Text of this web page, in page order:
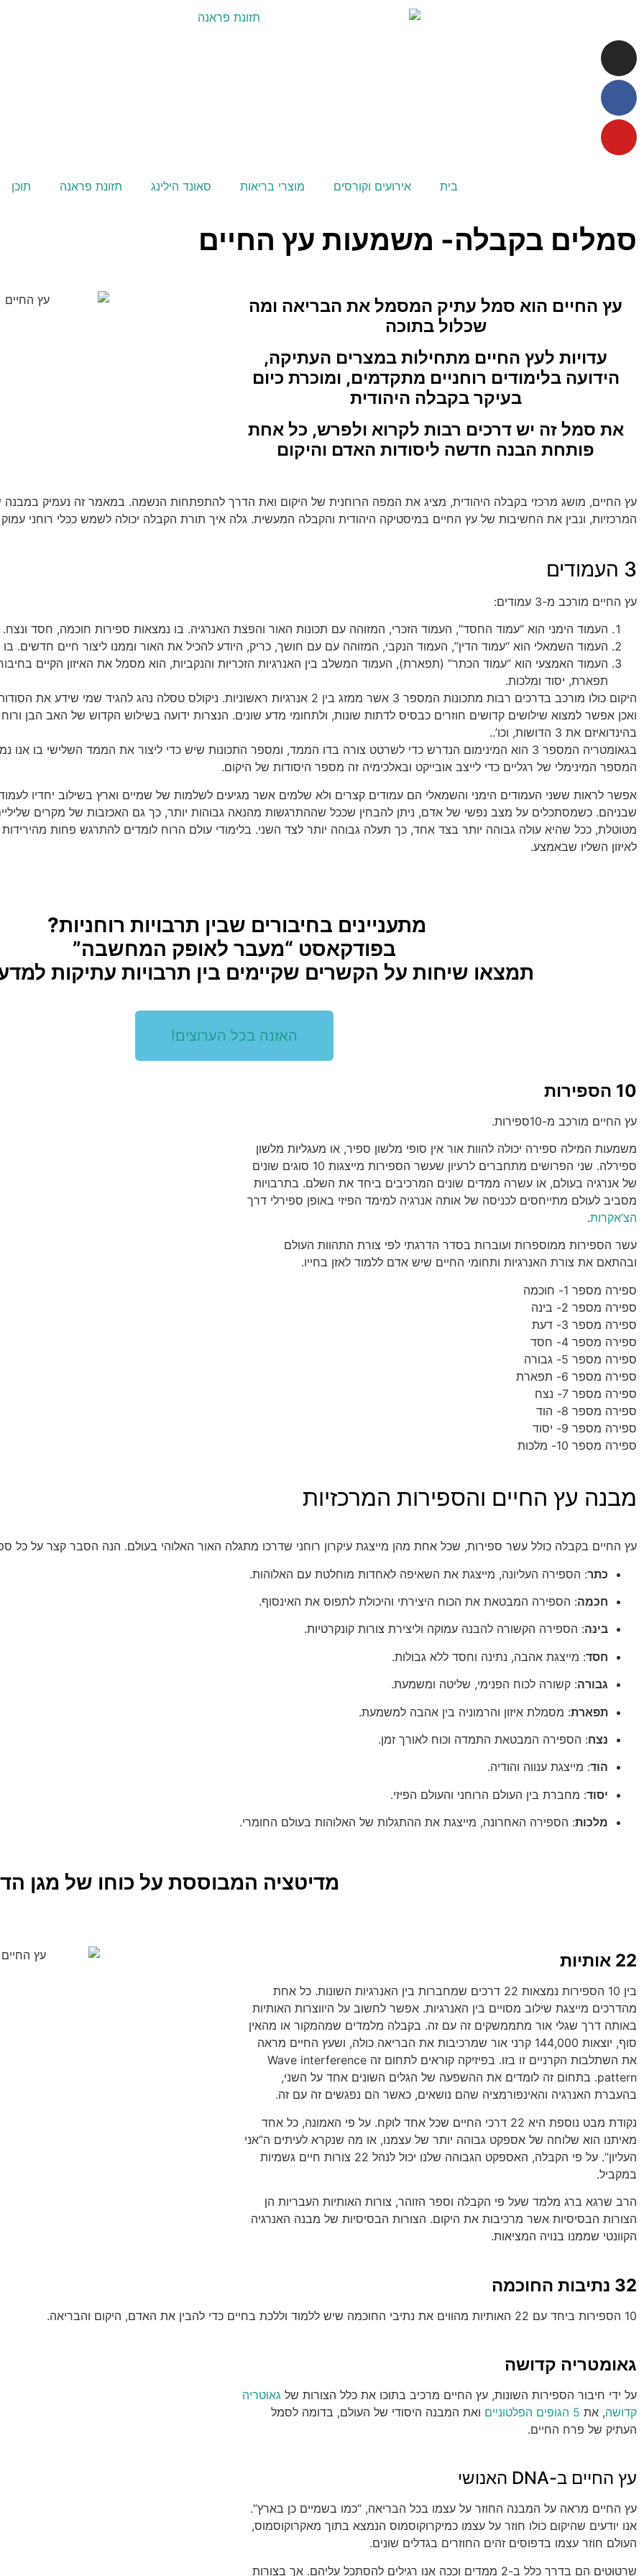
בית אירועים וקורסים מוצרי בריאות סאונד הילינג תזונת פראנה תוכן
סמלים בקבלה- משמעות עץ החיים
עץ החיים הוא סמל עתיק המסמל את הבריאה ומה
שכלול בתוכה
עדויות לעץ החיים מתחילות במצרים העתיקה,
הידועה בלימודים רוחניים מתקדמים, ומוכרת כיום
בעיקר בקבלה היהודית
את סמל זה יש דרכים רבות לקרוא ולפרש, כל אחת
פותחת הבנה חדשה ליסודות האדם והיקום
עץ החיים, מושג מרכזי בקבלה היהודית, מציג את המפה הרוחנית של היקום ואת הדרך להתפתחות הנשמה. במאמר זה נעמיק
המרכזיות, ונבין את החשיבות של עץ החיים במיסטיקה היהודית והקבלה המעשית. גלה איך תורת הקבלה יכולה לשמש ככלי רוחני
3 העמודים
עץ החיים מורכב מ-3 עמודים:
העמוד הימני הוא “עמוד החסד”, העמוד הזכרי, המזוהה עם תכונות האור והפצת האנרגיה. בו נמצאות ספירות חוכמה, חסד ונצח.
העמוד השמאלי הוא “עמוד הדין”, העמוד הנקבי, המזוהה עם עם חושך, כריק, היודע להכיל את האור וממנו ליצור חיים חדשים. בו
העמוד האמצעי הוא “עמוד הכתר” (תפארת), העמוד המשלב בין האנרגיות הזכריות והנקביות, הוא מסמל את האיזון הקיים
תפארת, יסוד ומלכות.
ואכן אפשר למצוא שילושים קדושים חוזרים כבסיס לדתות שונות, ולתחומי מדע שונים. הנצרות ידועה בשילוש הקדוש של האב הבן ורוח
בהינדואיזם את 3 הדושות, וכו’..
בגאומטריה המספר 3 הוא המינימום הנדרש כדי לשרטט צורה בדו הממד, ומספר התכונות שיש כדי ליצור את הממד השלישי בו
המספר המינימלי של רגליים כדי לייצב אובייקט ובאלכימיה זה מספר היסודות של היקום.
אפשר לראות ששני העמודים הימני והשמאלי הם עמודים קצרים ולא שלמים אשר מגיעים לשלמות של שמיים וארץ בשילוב יחדיו
שבניהם. כשמסתכלים על מצב נפשי של אדם, ניתן להבחין שככל שההתרגשות מהנאה גבוהות יותר, כך גם האכזבות של מקרים
מטוטלת, ככל שהיא עולה גבוהה יותר בצד אחד, כך תעלה גבוהה יותר לצד השני. בלימודי עולם הרוח לומדים להתרגש פחות מהירידות
לאיזון השליו שבאמצע.
מתעניינים בחיבורים שבין תרבויות רוחניות?
בפודקאסט “מעבר לאופק המחשבה”
תמצאו שיחות על הקשרים שקיימים בין תרבויות עתיקות
האזנה בכל הערוצים!
10 הספירות
עץ החיים מורכב מ-10ספירות.
משמעות המילה ספירה יכולה להוות אור אין סופי מלשון ספיר, או מעגליות מלשון
ספירלה. שני הפרושים מתחברים לרעיון שעשר הספירות מייצגות 10 סוגים שונים
של אנרגיה בעולם, או עשרה ממדים שונים המרכיבים ביחד את השלם. בתרבויות
מסביב לעולם מתייחסים לכניסה של אותה אנרגיה למימד הפיזי באופן ספירלי דרך
הצ’אקרות.
עשר הספירות ממוספרות ועוברות בסדר הדרגתי לפי צורת התהוות העולם
ובהתאם את צורת האנרגיות ותחומי החיים שיש אדם ללמוד לאזן בחייו.
ספירה מספר 1- חוכמה
ספירה מספר 2- בינה
ספירה מספר 3- דעת
ספירה מספר 4- חסד
ספירה מספר 5- גבורה
ספירה מספר 6- תפארת
ספירה מספר 7- נצח
ספירה מספר 8- הוד
ספירה מספר 9- יסוד
ספירה מספר 10- מלכות
מבנה עץ החיים והספירות המרכזיות
עץ החיים בקבלה כולל עשר ספירות, שכל אחת מהן מייצגת עיקרון רוחני שדרכו מתגלה האור האלוהי בעולם. הנה הסבר קצר על כל
כתר: הספירה העליונה, מייצגת את השאיפה לאחדות מוחלטת עם האלוהות.
חכמה: הספירה המבטאת את הכוח היצירתי והיכולת לתפוס את האינסוף.
בינה: הספירה הקשורה להבנה עמוקה וליצירת צורות קונקרטיות.
חסד: מייצגת אהבה, נתינה וחסד ללא גבולות.
גבורה: קשורה לכוח הפנימי, שליטה ומשמעת.
תפארת: מסמלת איזון והרמוניה בין אהבה למשמעת.
נצח: הספירה המבטאת התמדה וכוח לאורך זמן.
הוד: מייצגת ענווה והודיה.
יסוד: מחברת בין העולם הרוחני והעולם הפיזי.
מלכות: הספירה האחרונה, מייצגת את ההתגלות של האלוהות בעולם החומרי.
מדיטציה המבוססת על כוחו של מגן
22 אותיות
בין 10 הספירות נמצאות 22 דרכים שמחברות בין האנרגיות השונות. כל אחת
מהדרכים מייצגת שילוב מסויים בין האנרגיות. אפשר לחשוב על היווצרות האותיות
באותה דרך שגלי אור מתממשקים זה עם זה. בקבלה מלמדים שמהמקור או מהאין
סוף, יוצאות 144,000 קרני אור שמרכיבות את הבריאה כולה, ושעץ החיים מראה
את השתלבות הקרניים זו בזו. בפיזיקה קוראים לתחום זה Wave interference
pattern. בתחום זה לומדים את ההשפעה של הגלים השונים אחד על השני,
בהעברת האנרגיה והאינפורמציה שהם נושאים, כאשר הם נפגשים זה עם זה.
נקודת מבט נוספת היא 22 דרכי החיים שכל אחד לוקח. על פי האמונה, כל אחד
מאיתנו הוא שלוחה של אספקט גבוהה יותר של עצמנו, או מה שנקרא לעיתים ה”אני
העליון”. על פי הקבלה, האספקט הגבוהה שלנו יכול לנהל 22 צורות חיים גשמיות
במקביל.
הרב שרגא ברג מלמד שעל פי הקבלה וספר הזוהר, צורות האותיות העבריות הן
הצורות הבסיסיות אשר מרכיבות את היקום. הצורות הבסיסיות של מבנה האנרגיה
הקוונטי שממנו בנויה המציאות.
32 נתיבות החוכמה
10 הספירות ביחד עם 22 האותיות מהווים את נתיבי החוכמה שיש ללמוד וללכת בחיים כדי להבין את האדם, היקום והבריאה.
גאומטריה קדושה
על ידי חיבור הספירות השונות, עץ החיים מרכיב בתוכו את כלל הצורות של גאוטריה
קדושה, את 5 הגופים הפלטוניים
ואת המבנה היסודי של העולם, בדומה לסמל
העתיק של פרח החיים.
עץ החיים ב-DNA האנושי
עץ החיים מראה על המבנה החוזר על עצמו בכל הבריאה, “כמו בשמיים כן בארץ”.
אנו יודעים שהיקום כולו חוזר על עצמו כמיקרוקוסמוס הנמצא בתוך מאקרוקוסמוס,
העולם חוזר עצמו בדפוסים זהים החוזרים בגדלים שונים.
שרטוטים הם בדרך כלל ב-2 ממדים וככה אנו רגילים להסתכל עליהם. אך בצורות